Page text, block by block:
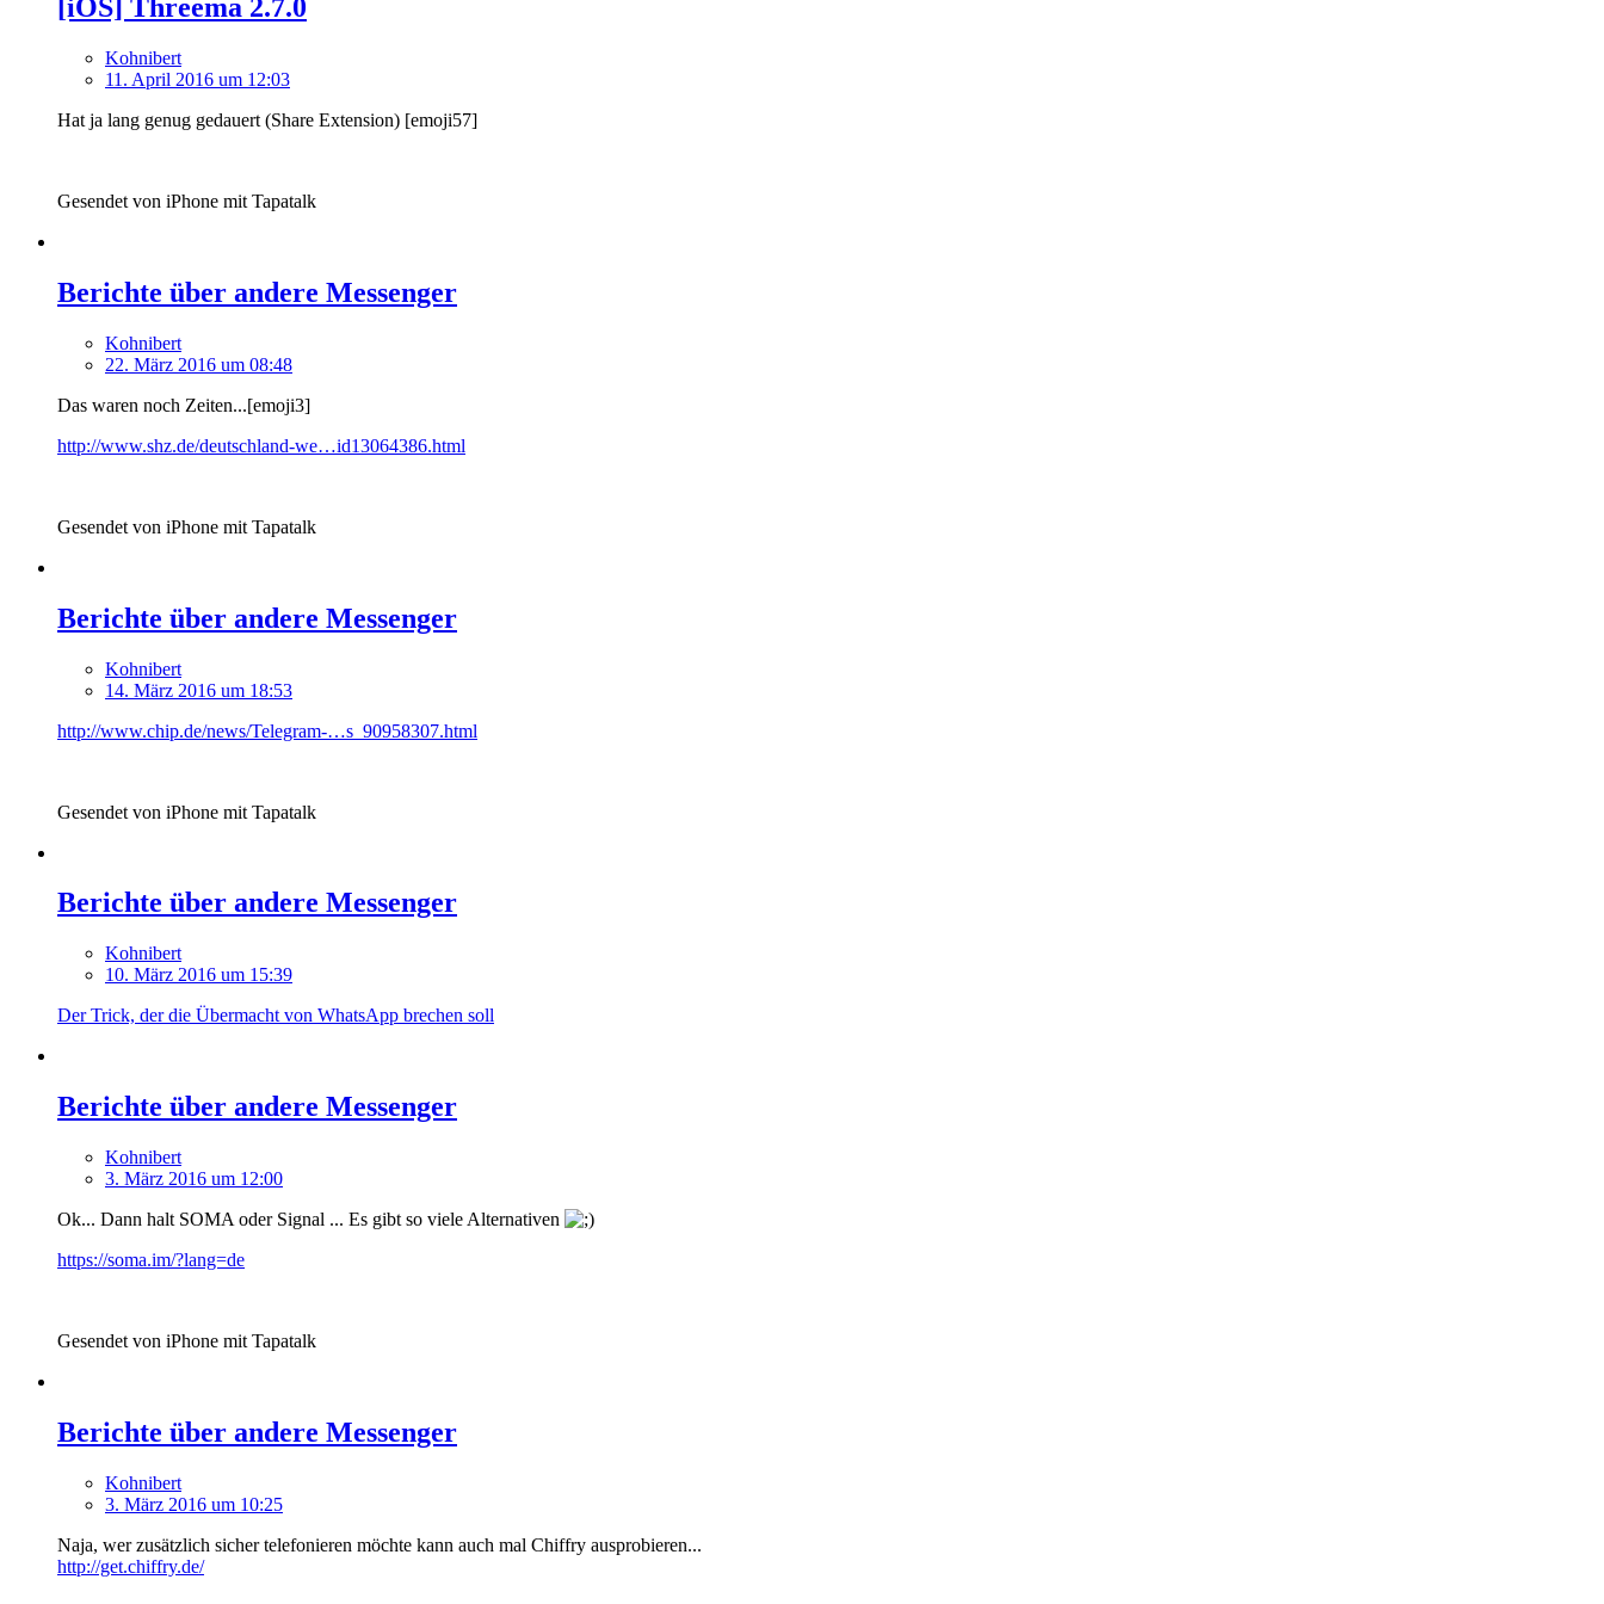
[iOS] Threema 2.7.0
Kohnibert
11. April 2016 um 12:03
Hat ja lang genug gedauert (Share Extension) [emoji57]
Gesendet von iPhone mit Tapatalk
Berichte über andere Messenger
Kohnibert
22. März 2016 um 08:48
Das waren noch Zeiten...[emoji3]
http://www.shz.de/deutschland-we…id13064386.html
Gesendet von iPhone mit Tapatalk
Berichte über andere Messenger
Kohnibert
14. März 2016 um 18:53
http://www.chip.de/news/Telegram-…s_90958307.html
Gesendet von iPhone mit Tapatalk
Berichte über andere Messenger
Kohnibert
10. März 2016 um 15:39
Der Trick, der die Übermacht von WhatsApp brechen soll
Berichte über andere Messenger
Kohnibert
3. März 2016 um 12:00
Ok... Dann halt SOMA oder Signal ... Es gibt so viele Alternativen
https://soma.im/?lang=de
Gesendet von iPhone mit Tapatalk
Berichte über andere Messenger
Kohnibert
3. März 2016 um 10:25
Naja, wer zusätzlich sicher telefonieren möchte kann auch mal Chiffry ausprobieren...
http://get.chiffry.de/